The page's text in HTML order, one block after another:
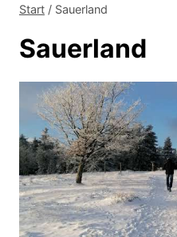
Start / Sauerland
Sauerland